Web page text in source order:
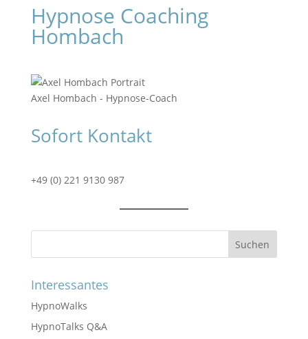
Hypnose Coaching
Hombach
Axel Hombach - Hypnose-Coach
Sofort Kontakt
+49 (0) 221 9130 987
Suchen
Interessantes
HypnoWalks
HypnoTalks Q&A